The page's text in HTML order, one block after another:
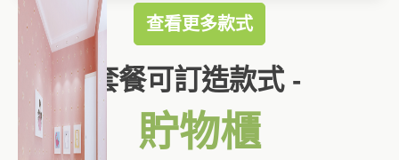
查看更多款式
套餐可訂造款式 -
貯物櫃